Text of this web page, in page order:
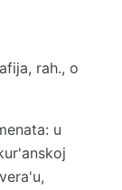
rah., o
u